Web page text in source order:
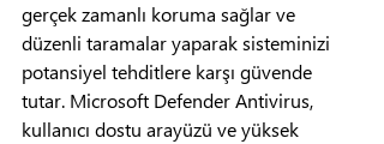
gerçek zamanlı koruma sağlar ve
düzenli taramalar yaparak sisteminizi
potansiyel tehditlere karşı güvende
tutar. Microsoft Defender Antivirus,
kullanıcı dostu arayüzü ve yüksek